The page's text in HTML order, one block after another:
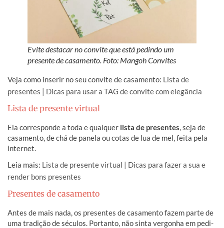
Evite destacar no convite que está pedindo um
presente de casamento. Foto: Mangoh Convites
Veja como inserir no seu convite de casamento: Lista de
presentes | Dicas para usar a TAG de convite com elegância
Lista de presente virtual
Ela corresponde a toda e qualquer lista de presentes , seja de
casamento, de chá de panela ou cotas de lua de mel, feita pela
internet.
Leia mais: Lista de presente virtual | Dicas para fazer a sua e
render bons presentes
Presentes de casamento
Antes de mais nada, os presentes de casamento fazem parte de
uma tradição de séculos. Portanto, não sinta vergonha em pedi-